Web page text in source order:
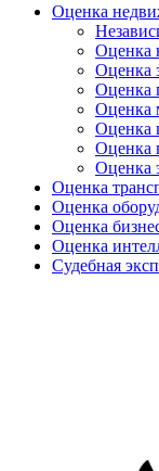
Оценка
Оценка
Оценка
Оценка
Оценка
Оценка
Оценка
Оценка
Оценка
Оценка
Оценка
Оценка
Судебная